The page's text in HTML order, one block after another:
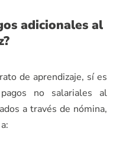
adicionales al
de aprendizaje, sí es
no salariales al
a través de nómina,